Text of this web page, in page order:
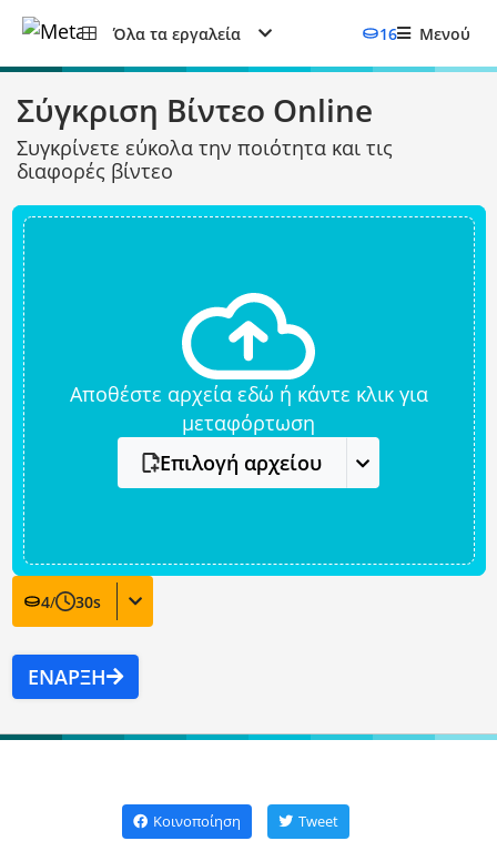
Όλα τα εργαλεία 16 Μενού
Σύγκριση Βίντεο Online
Συγκρίνετε εύκολα την ποιότητα και τις
διαφορές βίντεο
Αποθέστε αρχεία εδώ ή κάντε κλικ για
μεταφόρτωση
Επιλογή αρχείου
4/ 30s
ΈΝΑΡΞΗ
Κοινοποίηση Tweet